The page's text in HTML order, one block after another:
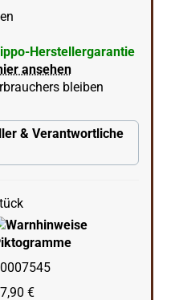
Herstellergarantie
ansehen
bleiben
& Verantwortliche
€